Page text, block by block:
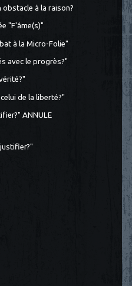
à la raison?
"F'âme(s)"
à la Micro-Folie"
avec le progrès?"
de la liberté?"
ANNULE